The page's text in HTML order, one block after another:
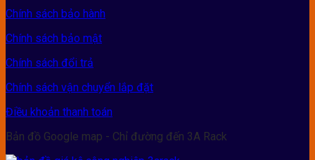
Chính sách bảo hành
Chính sách bảo mật
Chính sách đổi trả
Chính sách vận chuyển lắp đặt
Điều khoản thanh toán
Bản đồ Google map - Chỉ đường đến 3A Rack